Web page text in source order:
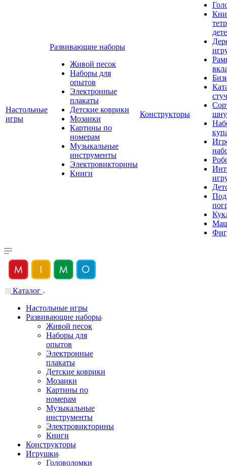
Настольные
игры
Развивающие наборы
Живой песок
Наборы для
опытов
Электронные
плакаты
Детские коврики
Мозаики
Картины по
номерам
Музыкальные
инструменты
Электровикторины
Книги
Конструкторы
Каталог
Настольные игры
Развивающие наборы
Живой песок
Наборы для
опытов
Электронные
плакаты
Детские коврики
Мозаики
Картины по
номерам
Музыкальные
инструменты
Электровикторины
Книги
Конструкторы
Игрушки
Головоломки